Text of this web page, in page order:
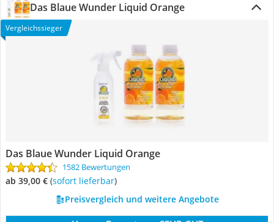
Das Blaue Wunder Liquid Orange
Vergleichssieger
Das Blaue Wunder Liquid Orange
1582 Bewertungen
ab 39,00 € ( Sofort lieferbar)
Preisvergleich und weitere Angebote